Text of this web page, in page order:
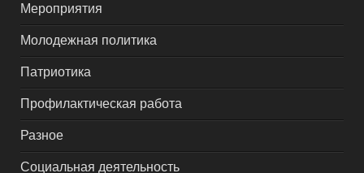
Мероприятия
Молодежная политика
Патриотика
Профилактическая работа
Разное
Социальная деятельность